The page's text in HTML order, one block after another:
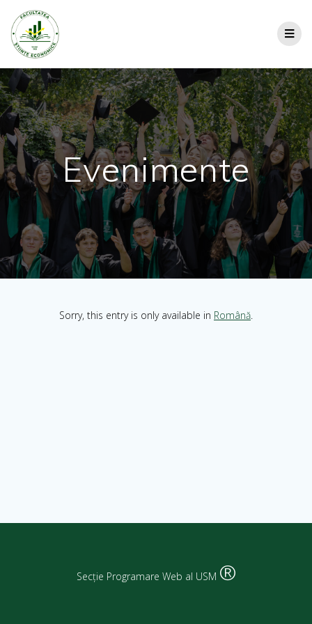
Evenimente
Sorry, this entry is only available in Română.
Secție Programare Web al USM ®